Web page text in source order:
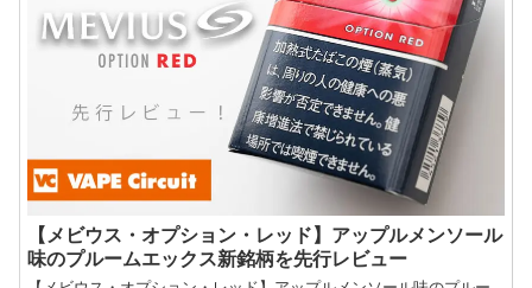
【メビウス・オプション・レッド】アップルメンソール
味のプルームエックス新銘柄を先行レビュー